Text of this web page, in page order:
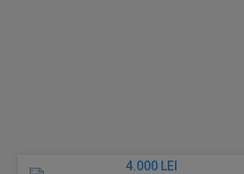
4.000 LEI